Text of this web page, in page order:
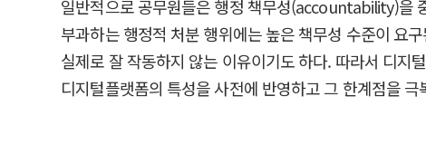
일반적으로 공무원들은 행정 책무성(accountability)을
부과하는 행정적 처분 행위에는 높은 책무성 수준이 요
실제로 잘 작동하지 않는 이유이기도 하다. 따라서 디지
디지털플랫폼의 특성을 사전에 반영하고 그 한계점을